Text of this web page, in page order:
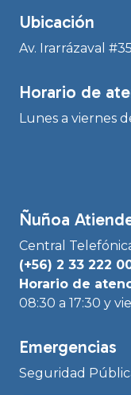
Ubicación
Av. Irarrázaval
Horario de
Lunes a viernes
Ñuñoa
Central
(+56) 2 33 222
Horario de
08:30 a 17:30 y
Emergencias
Seguridad